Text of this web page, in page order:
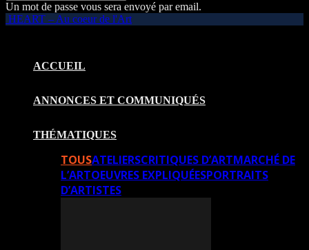
Un mot de passe vous sera envoyé par email.
HEART – Au coeur de l'Art
ACCUEIL
ANNONCES ET COMMUNIQUÉS
THÉMATIQUES
TOUSATELIERSCRITIQUES D’ARTMARCHÉ DE
L’ARTOEUVRES EXPLIQUÉESPORTRAITS
D’ARTISTES